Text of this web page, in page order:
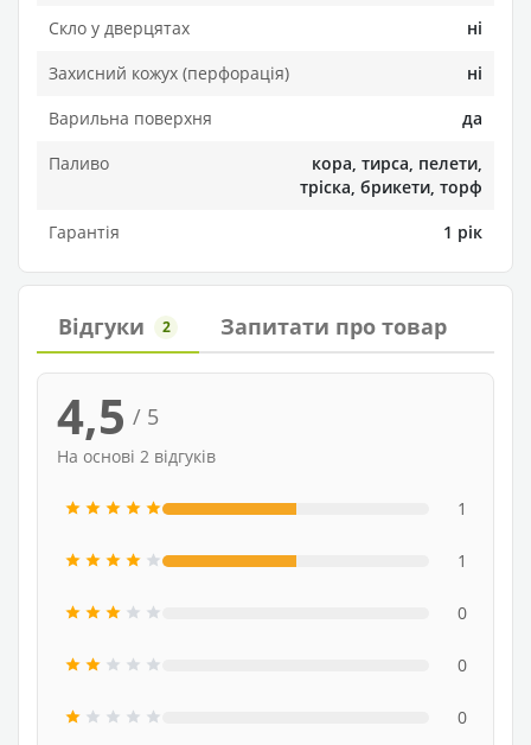
Скло у дверцятах
ні
Захисний кожух (перфорація)
ні
Варильна поверхня
да
Паливо
кора, тирса, пелети,
тріска, брикети, торф
Гарантія
1 рік
Відгуки 2 Запитати про товар
4,5 / 5
На основі 2 відгуків
1
1
0
0
0